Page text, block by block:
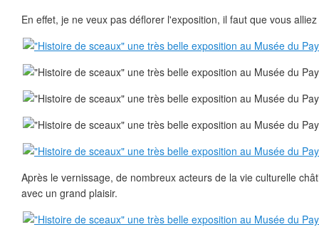
En effet, je ne veux pas déflorer l'exposition, il faut que vous
Après le vernissage, de nombreux acteurs de la vie culturelle
avec un grand plaisir.